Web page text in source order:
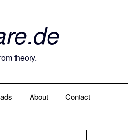
theory.
About Contact